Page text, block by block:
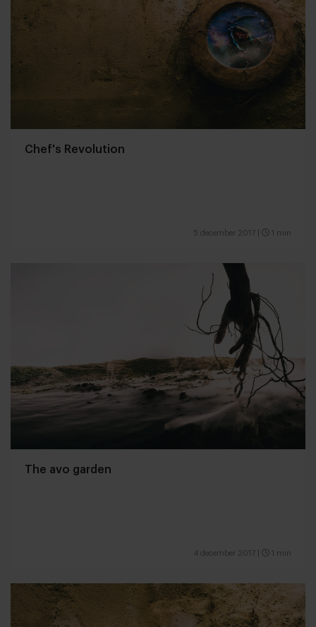
Chef's Revolution
5 december 2017 1 min
The avo garden
4 december 2017 1 min